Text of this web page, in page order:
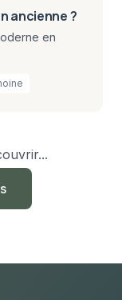
ancienne ?
en